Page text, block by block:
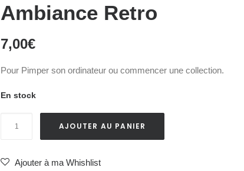
Ambiance Retro
7,00€
Pour Pimper son ordinateur ou commencer une collection.
En stock
XL
AJOUTER AU PANIER
Ajouter à ma Whishlist